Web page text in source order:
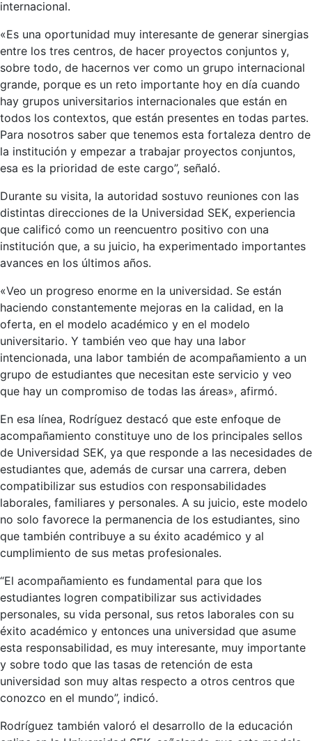
internacional.
«Es una oportunidad muy interesante de generar sinergias
entre los tres centros, de hacer proyectos conjuntos y,
sobre todo, de hacernos ver como un grupo internacional
grande, porque es un reto importante hoy en día cuando
hay grupos universitarios internacionales que están en
todos los contextos, que están presentes en todas partes.
Para nosotros saber que tenemos esta fortaleza dentro de
la institución y empezar a trabajar proyectos conjuntos,
esa es la prioridad de este cargo”, señaló.
Durante su visita, la autoridad sostuvo reuniones con las
distintas direcciones de la Universidad SEK, experiencia
que calificó como un reencuentro positivo con una
institución que, a su juicio, ha experimentado importantes
avances en los últimos años.
«Veo un progreso enorme en la universidad. Se están
haciendo constantemente mejoras en la calidad, en la
oferta, en el modelo académico y en el modelo
universitario. Y también veo que hay una labor
intencionada, una labor también de acompañamiento a un
grupo de estudiantes que necesitan este servicio y veo
que hay un compromiso de todas las áreas», afirmó.
En esa línea, Rodríguez destacó que este enfoque de
acompañamiento constituye uno de los principales sellos
de Universidad SEK, ya que responde a las necesidades de
estudiantes que, además de cursar una carrera, deben
compatibilizar sus estudios con responsabilidades
laborales, familiares y personales. A su juicio, este modelo
no solo favorece la permanencia de los estudiantes, sino
que también contribuye a su éxito académico y al
cumplimiento de sus metas profesionales.
“El acompañamiento es fundamental para que los
estudiantes logren compatibilizar sus actividades
personales, su vida personal, sus retos laborales con su
éxito académico y entonces una universidad que asume
esta responsabilidad, es muy interesante, muy importante
y sobre todo que las tasas de retención de esta
universidad son muy altas respecto a otros centros que
conozco en el mundo”, indicó.
Rodríguez también valoró el desarrollo de la educación